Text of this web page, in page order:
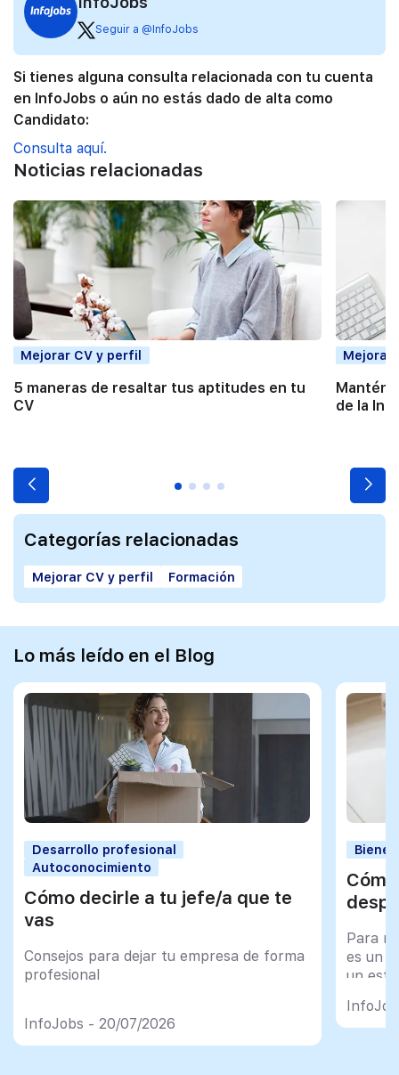
Seguir a @InfoJobs
Si tienes alguna consulta relacionada con tu cuenta
en InfoJobs o aún no estás dado de alta como
Candidato:
Consulta aquí.
Noticias relacionadas
Mejorar CV y perfil
5 maneras de resaltar tus aptitudes en tu
CV
Mejorar
Mantén
de la
Categorías relacionadas
Mejorar CV y perfil Formación
Lo más leído en el Blog
Desarrollo profesional
Autoconocimiento
Cómo decirle a tu jefe/a que te
vas
Consejos para dejar tu empresa de forma
profesional
InfoJobs - 20/07/2026
Para
es un
un